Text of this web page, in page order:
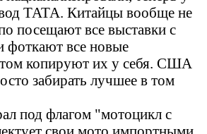
ТАТА. Китайцы вообще не
посещают все выставки с
фоткают все новые
копируют их у себя. США
забирать лучшее в том
под флагом "мотоцикл с